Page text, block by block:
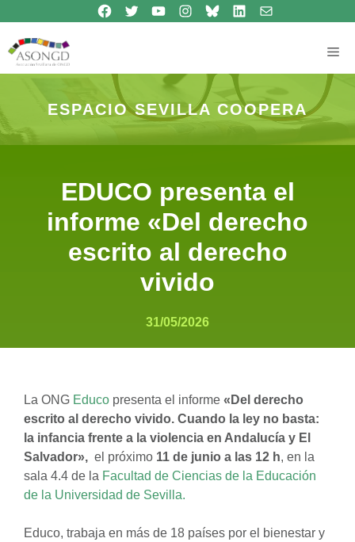
contenido
Síguenos en Facebook
Síguenos en TwitterSíguenos en Youtube
Síguenos en Instagram
Bluesky
Síguenos en Linkedincontacto
ESPACIO SEVILLA COOPERA
EDUCO presenta el
informe «Del derecho
escrito al derecho
vivido
31/05/2026
La ONG Educo presenta el informe «Del derecho
escrito al derecho vivido. Cuando la ley no basta:
la infancia frente a la violencia en Andalucía y El
Salvador», el próximo 11 de junio a las 12 h, en la
sala 4.4 de la Facultad de Ciencias de la Educación
de la Universidad de Sevilla.
Educo, trabaja en más de 18 países por el bienestar y